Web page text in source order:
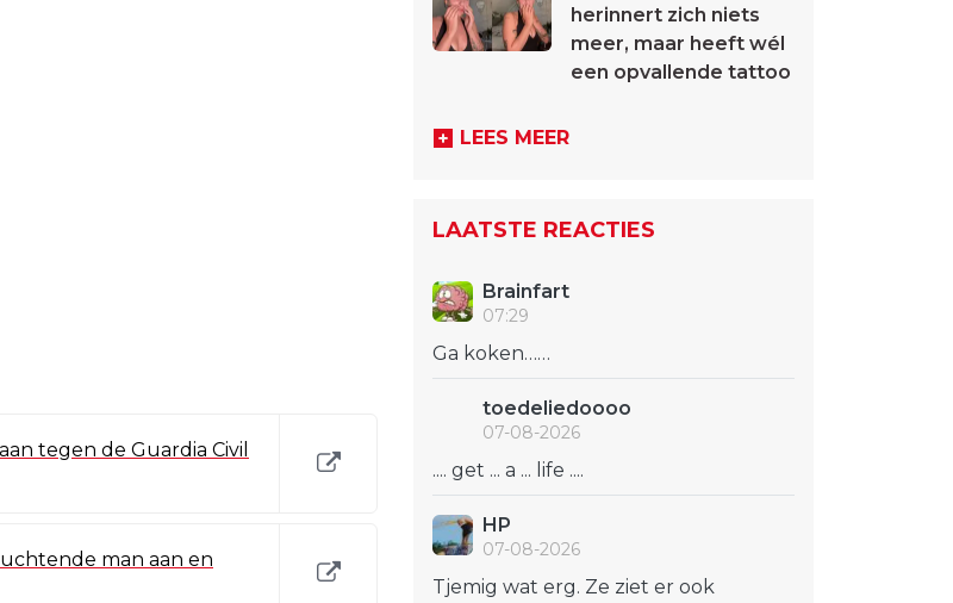
tegen de Guardia Civil
man aan en
herinnert zich niets
meer, maar heeft wél
een opvallende tattoo
LEES MEER
LAATSTE REACTIES
Brainfart
07:29
Ga koken……
toedeliedoooo
07-08-2026
.... get ... a ... life ....
HP
07-08-2026
Tjemig wat erg. Ze ziet er ook